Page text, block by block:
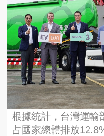
根據統計，台灣運輸
占國家總體排放